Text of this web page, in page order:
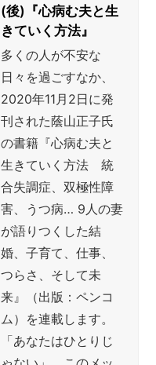
(後)『心病む夫と生
きていく方法』
多くの人が不安な
日々を過ごすなか、
2020年11月2日に発
刊された蔭山正子氏
の書籍『心病む夫と
生きていく方法 統
合失調症、双極性障
害、うつ病… 9人の妻
が語りつくした結
婚、子育て、仕事、
つらさ、そして未
来』（出版：ペンコ
ム）を連載します。
「あなたはひとりじ